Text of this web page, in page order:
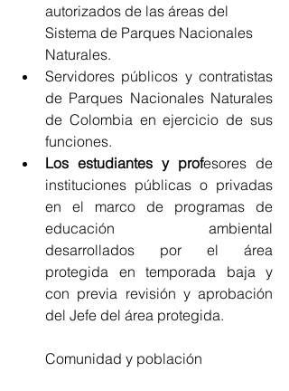
autorizados de las áreas del
Sistema de Parques Nacionales
Naturales.
Servidores públicos y contratistas
de Parques Nacionales Naturales
de Colombia en ejercicio de sus
funciones.
Los estudiantes y profesores de
instituciones públicas o privadas
en el marco de programas de
educación ambiental
desarrollados por el área
protegida en temporada baja y
con previa revisión y aprobación
del Jefe del área protegida.
Comunidad y población